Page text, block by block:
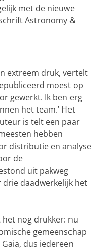
met de nieuwe
Astronomy &
extreem druk, vertelt
moest op
gewerkt. Ik ben erg
het team.’ Het
is telt een paar
hebben
distributie en analyse
de
uit pakweg
daadwerkelijk het
het nog drukker: nu
gemeenschap
dus iedereen